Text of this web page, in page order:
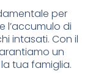
per
l’accumulo di
intasati. Con il
un
tua famiglia.